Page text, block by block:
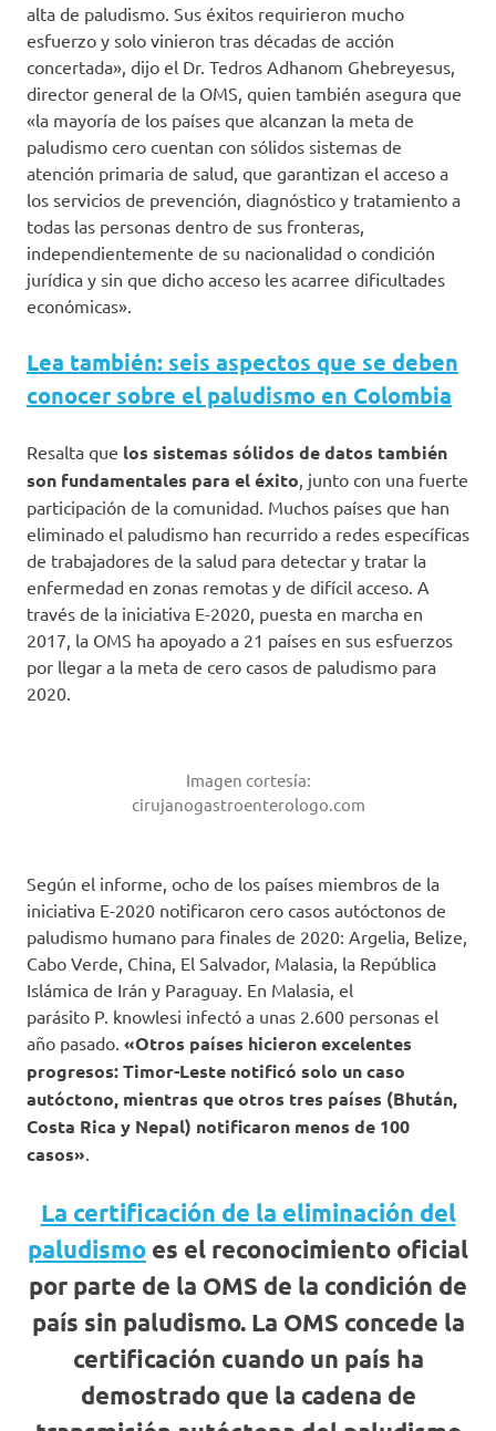
alta de paludismo. Sus éxitos requirieron mucho
esfuerzo y solo vinieron tras décadas de acción
concertada», dijo el Dr. Tedros Adhanom Ghebreyesus,
director general de la OMS, quien también asegura que
«la mayoría de los países que alcanzan la meta de
paludismo cero cuentan con sólidos sistemas de
atención primaria de salud, que garantizan el acceso a
los servicios de prevención, diagnóstico y tratamiento a
todas las personas dentro de sus fronteras,
independientemente de su nacionalidad o condición
jurídica y sin que dicho acceso les acarree dificultades
económicas».
Lea también: seis aspectos que se deben
conocer sobre el paludismo en Colombia
Resalta que los sistemas sólidos de datos también
son fundamentales para el éxito, junto con una fuerte
participación de la comunidad. Muchos países que han
eliminado el paludismo han recurrido a redes específicas
de trabajadores de la salud para detectar y tratar la
enfermedad en zonas remotas y de difícil acceso. A
través de la iniciativa E-2020, puesta en marcha en
2017, la OMS ha apoyado a 21 países en sus esfuerzos
por llegar a la meta de cero casos de paludismo para
2020.
Imagen cortesía:
cirujanogastroenterologo.com
Según el informe, ocho de los países miembros de la
iniciativa E-2020 notificaron cero casos autóctonos de
paludismo humano para finales de 2020: Argelia, Belize,
Cabo Verde, China, El Salvador, Malasia, la República
Islámica de Irán y Paraguay. En Malasia, el
parásito P. knowlesi infectó a unas 2.600 personas el
año pasado. «Otros países hicieron excelentes
progresos: Timor-Leste notificó solo un caso
autóctono, mientras que otros tres países (Bhután,
Costa Rica y Nepal) notificaron menos de 100
casos».
La certificación de la eliminación del
paludismo es el reconocimiento oficial
por parte de la OMS de la condición de
país sin paludismo. La OMS concede la
certificación cuando un país ha
demostrado que la cadena de